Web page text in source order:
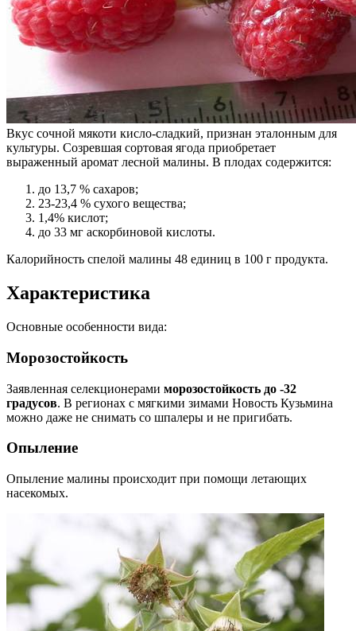
Вкус сочной мякоти кисло-сладкий, признан эталонным для
культуры. Созревшая сортовая ягода приобретает
выраженный аромат лесной малины. В плодах содержится:
до 13,7 % сахаров;
23-23,4 % сухого вещества;
1,4% кислот;
до 33 мг аскорбиновой кислоты.
Калорийность спелой малины 48 единиц в 100 г продукта.
Характеристика
Основные особенности вида:
Морозостойкость
Заявленная селекционерами морозостойкость до -32
градусов. В регионах с мягкими зимами Новость Кузьмина
можно даже не снимать со шпалеры и не пригибать.
Опыление
Опыление малины происходит при помощи летающих
насекомых.